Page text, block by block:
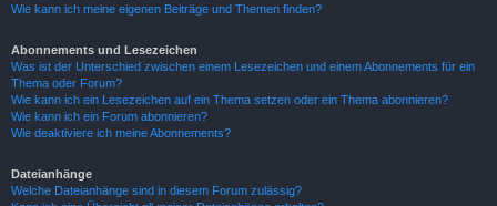
Wie kann ich meine eigenen Beiträge und Themen finden?
Abonnements und Lesezeichen
Was ist der Unterschied zwischen einem Lesezeichen und einem Abonnements für ein
Thema oder Forum?
Wie kann ich ein Lesezeichen auf ein Thema setzen oder ein Thema abonnieren?
Wie kann ich ein Forum abonnieren?
Wie deaktiviere ich meine Abonnements?
Dateianhänge
Welche Dateianhänge sind in diesem Forum zulässig?